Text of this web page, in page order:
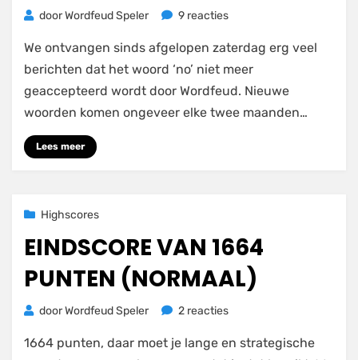
doorWordfeud Speler 9 reactiesop
woordenlijst
update
maart
We ontvangen sinds afgelopen zaterdag erg veel
berichten dat het woord ‘no’ niet meer
geaccepteerd wordt door Wordfeud. Nieuwe
woorden komen ongeveer elke twee maanden…
Lees meer
Geplaatst
4 maart 2021
Highscores
EINDSCORE VAN 1664
PUNTEN (NORMAAL)
doorWordfeud Speler 2 reactiesop
van
1664 punten, daar moet je lange en strategische